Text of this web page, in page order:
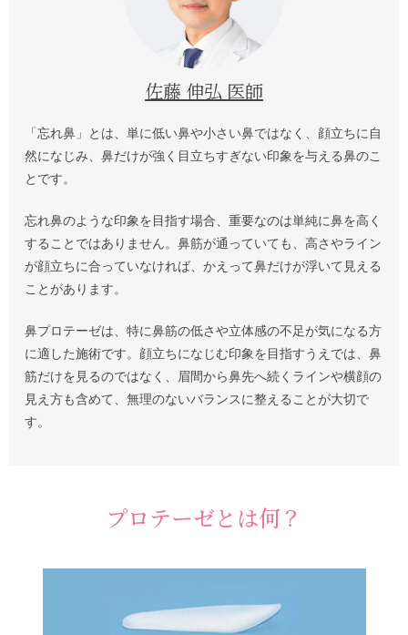
佐藤 伸弘 医師
「忘れ鼻」とは、単に低い鼻や小さい鼻ではなく、顔立ちに自
然になじみ、鼻だけが強く目立ちすぎない印象を与える鼻のこ
とです。
忘れ鼻のような印象を目指す場合、重要なのは単純に鼻を高く
することではありません。鼻筋が通っていても、高さやライン
が顔立ちに合っていなければ、かえって鼻だけが浮いて見える
ことがあります。
鼻プロテーゼは、特に鼻筋の低さや立体感の不足が気になる方
に適した施術です。顔立ちになじむ印象を目指すうえでは、鼻
筋だけを見るのではなく、眉間から鼻先へ続くラインや横顔の
見え方も含めて、無理のないバランスに整えることが大切で
す。
プロテーゼとは何？